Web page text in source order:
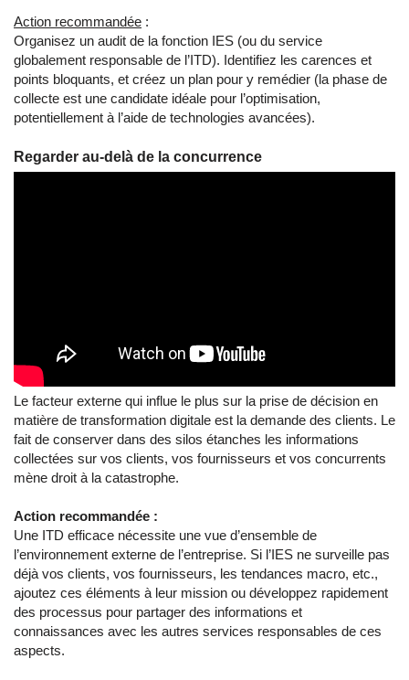
Action recommandée :
Organisez un audit de la fonction IES (ou du service
globalement responsable de l’ITD). Identifiez les carences et
points bloquants, et créez un plan pour y remédier (la phase de
collecte est une candidate idéale pour l’optimisation,
potentiellement à l’aide de technologies avancées).
Regarder au-delà de la concurrence
Le facteur externe qui influe le plus sur la prise de décision en
matière de transformation digitale est la demande des clients. Le
fait de conserver dans des silos étanches les informations
collectées sur vos clients, vos fournisseurs et vos concurrents
mène droit à la catastrophe.
Action recommandée :
Une ITD efficace nécessite une vue d’ensemble de
l’environnement externe de l’entreprise. Si l’IES ne surveille pas
déjà vos clients, vos fournisseurs, les tendances macro, etc.,
ajoutez ces éléments à leur mission ou développez rapidement
des processus pour partager des informations et
connaissances avec les autres services responsables de ces
aspects.